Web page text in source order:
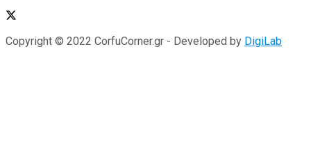
Copyright © 2022 CorfuCorner.gr - Developed by DigiLab